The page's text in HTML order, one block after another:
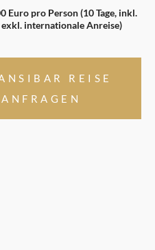
Euro pro Person (10 Tage, inkl.
internationale Anreise)
REISE